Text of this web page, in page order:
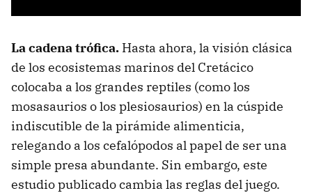
La cadena trófica. Hasta ahora, la visión clásica
de los ecosistemas marinos del Cretácico
colocaba a los grandes reptiles (como los
mosasaurios o los plesiosaurios) en la cúspide
indiscutible de la pirámide alimenticia,
relegando a los cefalópodos al papel de ser una
simple presa abundante. Sin embargo, este
estudio publicado cambia las reglas del juego.